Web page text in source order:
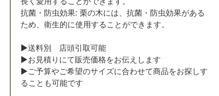
抗菌・防虫効果: 栗の木には、抗菌・防虫効果がある
ため、衛生的に使用することができます。
▶︎送料別 店頭引取可能
▶︎お見積りにて販売価格をお伝えします
▶︎ご予算やご希望のサイズに合わせて商品をお探しす
ることも可能です